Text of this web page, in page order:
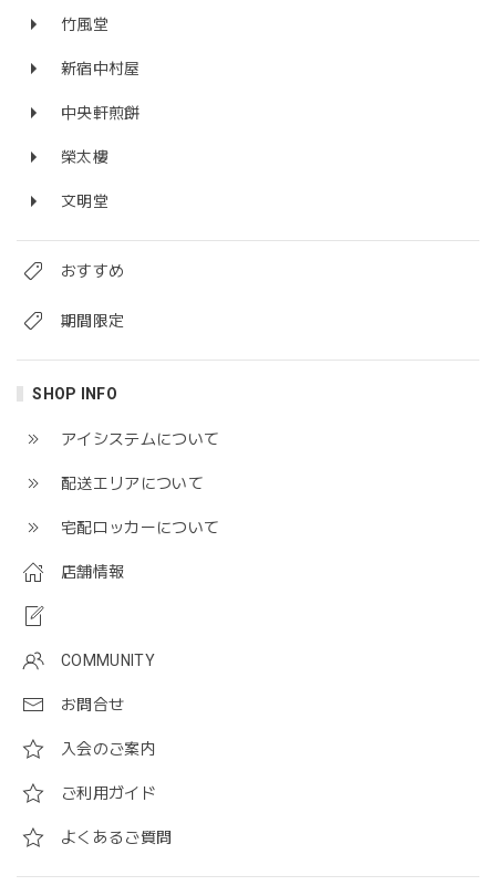
竹風堂
新宿中村屋
中央軒煎餅
榮太樓
文明堂
おすすめ
期間限定
SHOP INFO
アイシステムについて
配送エリアについて
宅配ロッカーについて
店舗情報
COMMUNITY
お問合せ
入会のご案内
ご利用ガイド
よくあるご質問